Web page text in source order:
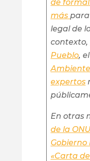
de
más
legal de
contexto,
Pueblo, el
Ambiente
expertos
En otras
de la
«Carta